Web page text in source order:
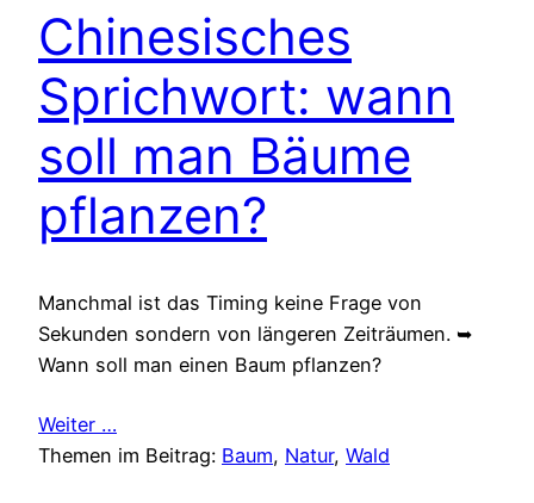
Chinesisches
Sprichwort: wann
soll man Bäume
pflanzen?
Manchmal ist das Timing keine Frage von
Sekunden sondern von längeren Zeiträumen. ➥
Wann soll man einen Baum pflanzen?
Weiter …
Themen im Beitrag: Baum, Natur, Wald